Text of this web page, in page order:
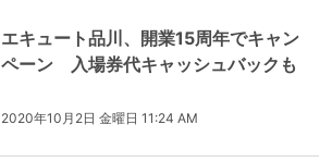
エキュート品川、開業15周年でキャン
ペーン 入場券代キャッシュバックも
2020年10月2日 金曜日 11:24 AM